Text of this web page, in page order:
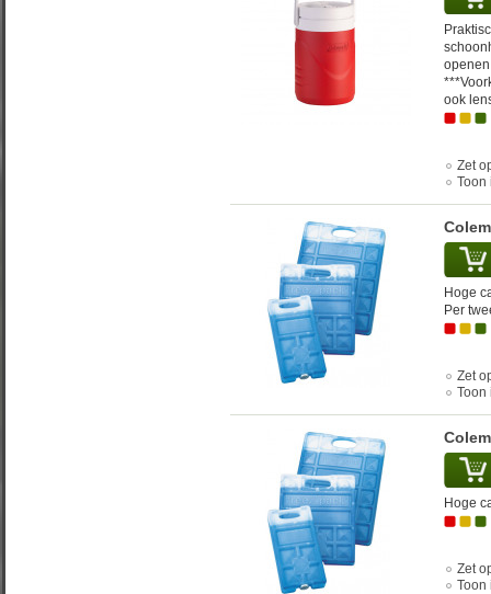
ook
Zet
Toon
Hoge
Per
Zet
Toon
Hoge
Zet
Toon